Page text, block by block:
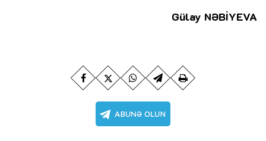
Gülay NƏBİYEVA